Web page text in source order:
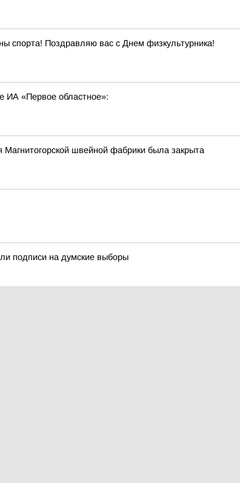
спорта! Поздравляю вас с Днем физкультурника!
ИА «Первое областное»:
швейной фабрики была закрыта
подписи на думские выборы